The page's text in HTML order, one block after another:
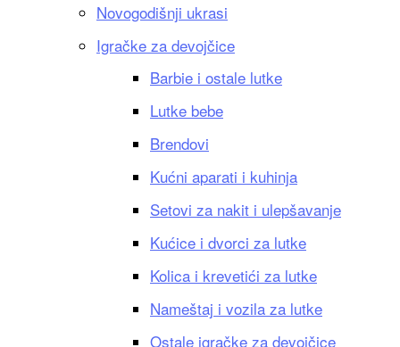
Novogodišnji ukrasi
Igračke za devojčice
Barbie i ostale lutke
Lutke bebe
Brendovi
Kućni aparati i kuhinja
Setovi za nakit i ulepšavanje
Kućice i dvorci za lutke
Kolica i krevetići za lutke
Nameštaj i vozila za lutke
Ostale igračke za devojčice